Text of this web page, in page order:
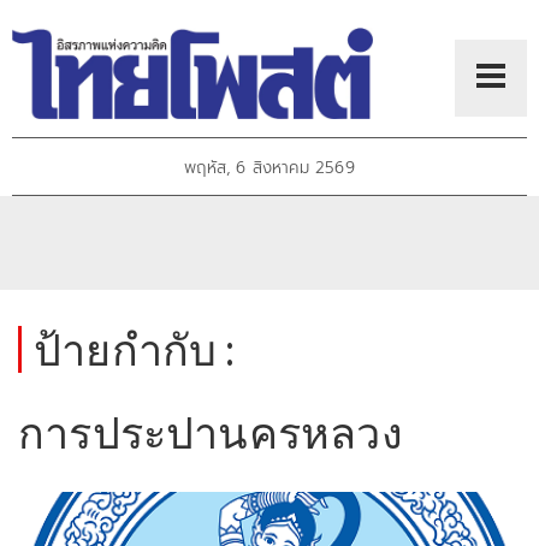
พฤหัส, 6 สิงหาคม 2569
ป้ายกำกับ :
การประปานครหลวง